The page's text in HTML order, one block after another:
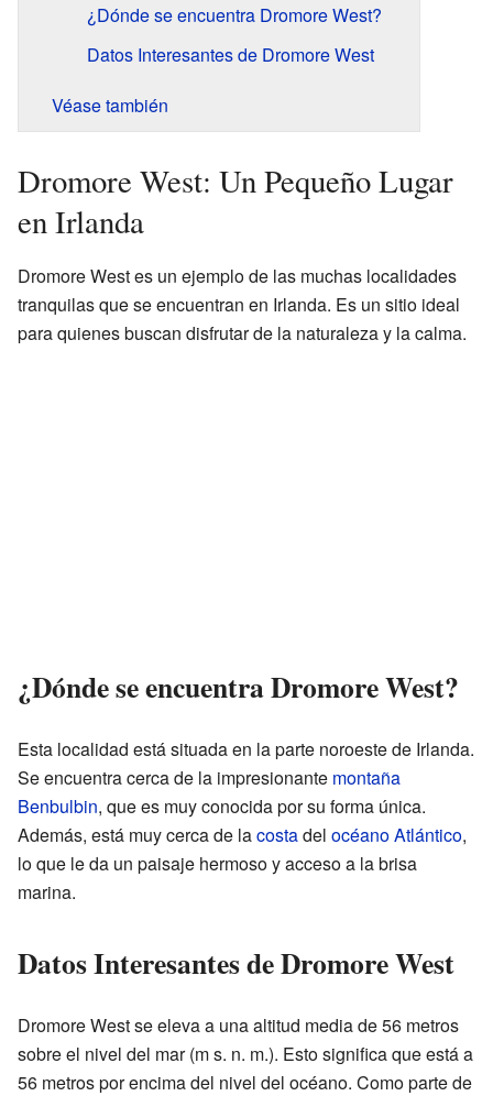
¿Dónde se encuentra Dromore West?
Datos Interesantes de Dromore West
Véase también
Dromore West: Un Pequeño Lugar
en Irlanda
Dromore West es un ejemplo de las muchas localidades
tranquilas que se encuentran en Irlanda. Es un sitio ideal
para quienes buscan disfrutar de la naturaleza y la calma.
¿Dónde se encuentra Dromore West?
Esta localidad está situada en la parte noroeste de Irlanda.
Se encuentra cerca de la impresionante montaña
Benbulbin, que es muy conocida por su forma única.
Además, está muy cerca de lacostadel océano Atlántico,
lo que le da un paisaje hermoso y acceso a la brisa
marina.
Datos Interesantes de Dromore West
Dromore West se eleva a una altitud media de 56 metros
sobre el nivel del mar (m s. n. m.). Esto significa que está a
56 metros por encima del nivel del océano. Como parte de